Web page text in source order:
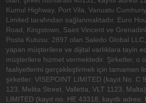
Kumul Highway, Port Vila, Vanuatu
Limited tarafından sağlanmaktadır. Euro
Road, Kingstown, Saint Vincent ve
Posta Kutusu: 2897 olan Saledo Global
yapan müşterilere ve dijital varlıklara tayin
müşterilere hizmet vermektedir. Şirketler, o
faaliyetlerini gerçekleştirmek için tamamen
şirketler: VISEPOINT LIMITED (kayıt No. C
123, Melita Street, Valletta, VLT 1123,
LIMITED (kayıt no. HE 43318, kayıtlı